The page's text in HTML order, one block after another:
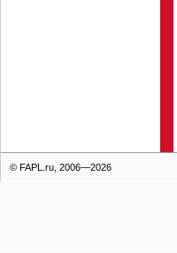
© FAPL.ru, 2006—2026